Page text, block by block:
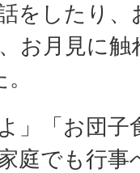
をしたり
お月見に触
」「お団
庭でも行